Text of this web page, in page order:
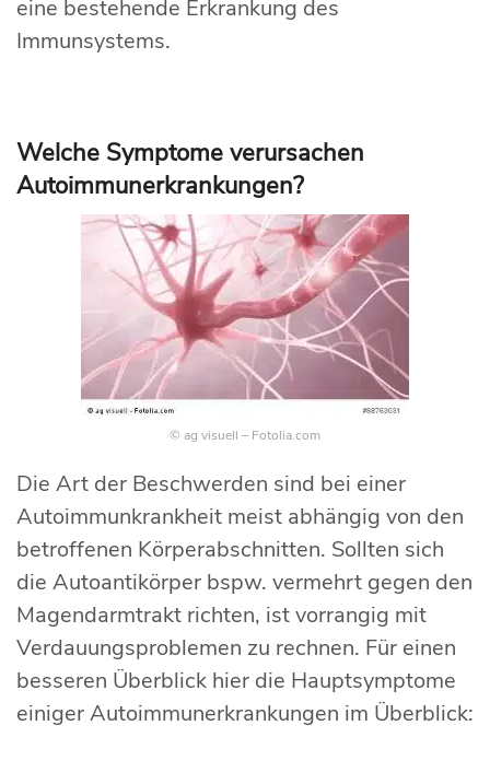
eine bestehende Erkrankung des
Immunsystems.
Welche Symptome verursachen
Autoimmunerkrankungen?
© ag visuell – Fotolia.com
Die Art der Beschwerden sind bei einer
Autoimmunkrankheit meist abhängig von den
betroffenen Körperabschnitten. Sollten sich
die Autoantikörper bspw. vermehrt gegen den
Magendarmtrakt richten, ist vorrangig mit
Verdauungsproblemen zu rechnen. Für einen
besseren Überblick hier die Hauptsymptome
einiger Autoimmunerkrankungen im Überblick: